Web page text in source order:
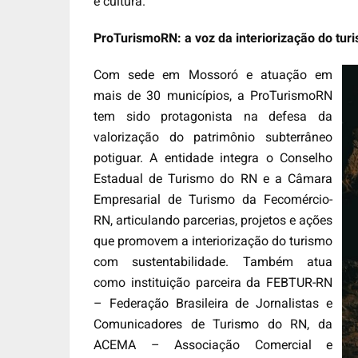
ProTurismoRN: a voz da interiorização do
Com sede em Mossoró e atuação em
mais de 30 municípios, a ProTurismoRN
tem sido protagonista na defesa da
valorização do patrimônio subterrâneo
potiguar. A entidade integra o Conselho
Estadual de Turismo do RN e a Câmara
Empresarial de Turismo da Fecomércio-
RN, articulando parcerias, projetos e ações
que promovem a interiorização do turismo
com sustentabilidade. Também atua
como instituição parceira da FEBTUR-RN
– Federação Brasileira de Jornalistas e
Comunicadores de Turismo do RN, da
ACEMA – Associação Comercial e